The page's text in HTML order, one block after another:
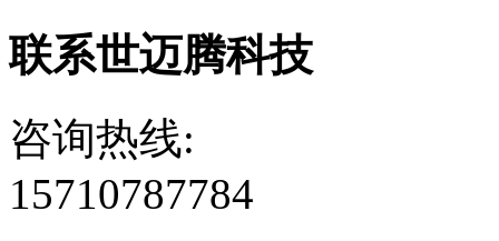
联系世迈腾科技
咨询热线:
15710787784